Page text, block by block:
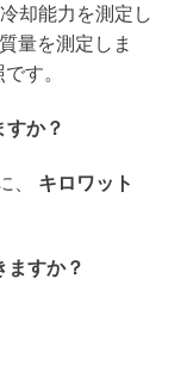
却能力を測定し
量を測定しま
す。
か？
、 キロワット
すか？